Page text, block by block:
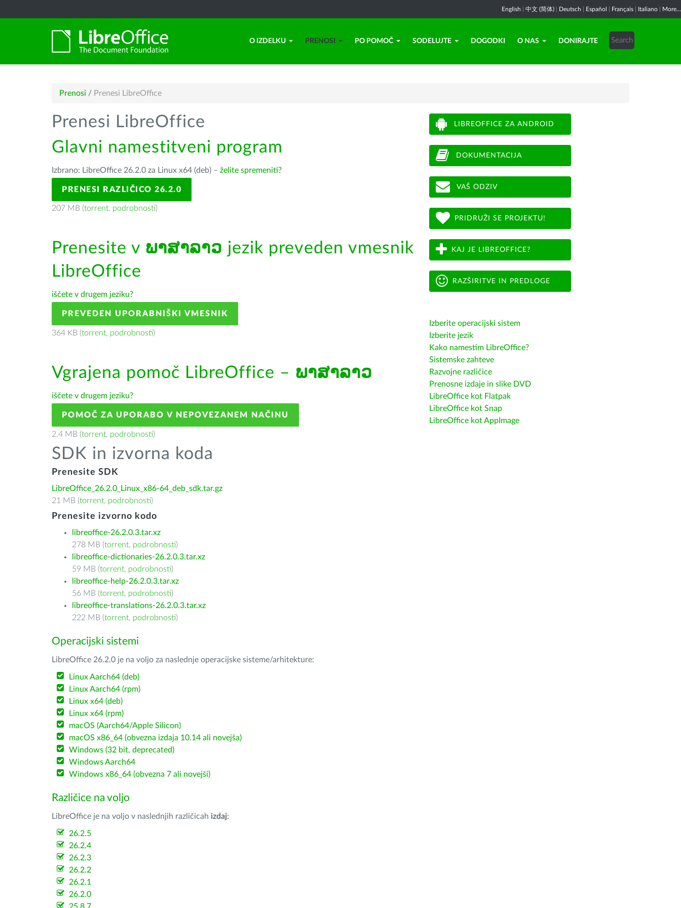
English 中文 (简体) Deutsch Español Français Italiano More...
O IZDELKU PRENOSI PO POMOČ SODELUJTE DOGODKI O NAS DONIRAJTE
Prenosi / Prenesi LibreOffice
Prenesi LibreOffice
Glavni namestitveni program
Izbrano: LibreOffice 26.2.0 za Linux x64 (deb) – želite spremeniti?
PRENESI RAZLIČICO 26.2.0
207 MB (torrent, podrobnosti)
Prenesite v ພາສາລາວ jezik preveden vmesnik
LibreOffice
iščete v drugem jeziku?
PREVEDEN UPORABNIŠKI VMESNIK
364 KB (torrent, podrobnosti)
Vgrajena pomoč LibreOffice – ພາສາລາວ
iščete v drugem jeziku?
POMOČ ZA UPORABO V NEPOVEZANEM NAČINU
2.4 MB (torrent, podrobnosti)
SDK in izvorna koda
Prenesite SDK
LibreOffice_26.2.0_Linux_x86-64_deb_sdk.tar.gz
21 MB (torrent, podrobnosti)
Prenesite izvorno kodo
libreoffice-26.2.0.3.tar.xz
278 MB (torrent, podrobnosti)
libreoffice-dictionaries-26.2.0.3.tar.xz
59 MB (torrent, podrobnosti)
libreoffice-help-26.2.0.3.tar.xz
56 MB (torrent, podrobnosti)
libreoffice-translations-26.2.0.3.tar.xz
222 MB (torrent, podrobnosti)
Operacijski sistemi
LibreOffice 26.2.0 je na voljo za naslednje operacijske sisteme/arhitekture:
Linux Aarch64 (deb)
Linux Aarch64 (rpm)
Linux x64 (deb)
Linux x64 (rpm)
macOS (Aarch64/Apple Silicon)
macOS x86_64 (obvezna izdaja 10.14 ali novejša)
Windows (32 bit, deprecated)
Windows Aarch64
Windows x86_64 (obvezna 7 ali novejši)
Različice na voljo
LibreOffice je na voljo v naslednjih različicah izdaj:
26.2.5
26.2.4
26.2.3
26.2.2
26.2.1
26.2.0
LIBREOFFICE ZA ANDROID
DOKUMENTACIJA
VAŠ ODZIV
PRIDRUŽI SE PROJEKTU!
KAJ JE LIBREOFFICE?
RAZŠIRITVE IN PREDLOGE
Izberite operacijski sistem
Izberite jezik
Kako namestim LibreOffice?
Sistemske zahteve
Razvojne različice
Prenosne izdaje in slike DVD
LibreOffice kot Flatpak
LibreOffice kot Snap
LibreOffice kot AppImage